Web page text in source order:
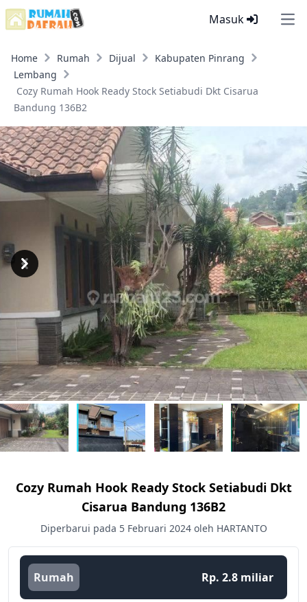
Masuk
Home Rumah Dijual
Kabupaten Pinrang
Lembang
Cozy Rumah Hook Ready Stock Setiabudi Dkt Cisarua
Bandung 136B2
Previous
Next
Cozy Rumah Hook Ready Stock Setiabudi Dkt
Cisarua Bandung 136B2
Diperbarui pada 5 Februari 2024 oleh HARTANTO
Rumah Rp. 2.8 miliar